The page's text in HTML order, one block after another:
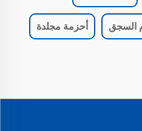
السجق أحزمة مجلدة